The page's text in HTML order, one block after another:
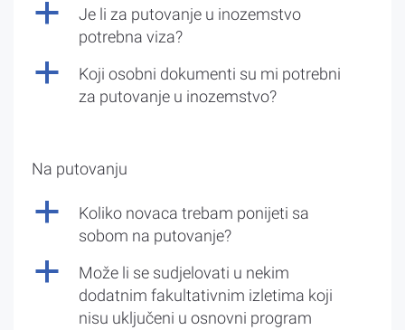
a
Je li za putovanje u inozemstvo
potrebna viza?
a
Koji osobni dokumenti su mi potrebni
za putovanje u inozemstvo?
Na putovanju
a
Koliko novaca trebam ponijeti sa
sobom na putovanje?
a
Može li se sudjelovati u nekim
dodatnim fakultativnim izletima koji
nisu uključeni u osnovni program